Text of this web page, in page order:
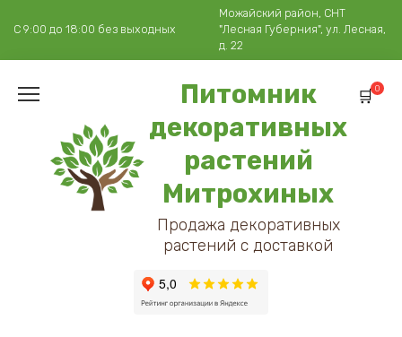
С 9:00 до 18:00 без выходных
Можайский район, СНТ
"Лесная Губерния", ул. Лесная,
д. 22
Питомник
декоративных
растений
Митрохиных
Продажа декоративных
растений с доставкой
0